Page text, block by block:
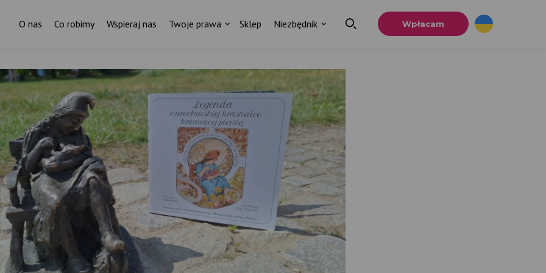
O nas Co robimy Wspieraj nas Twoje prawa Sklep Niezbędnik Wpłacam
każdym pismem do ministra
stoi czyjaś historia.
I ktoś, kto nas wspiera.
stałym darczyńcą Fundacji Rodzić po Ludzku.